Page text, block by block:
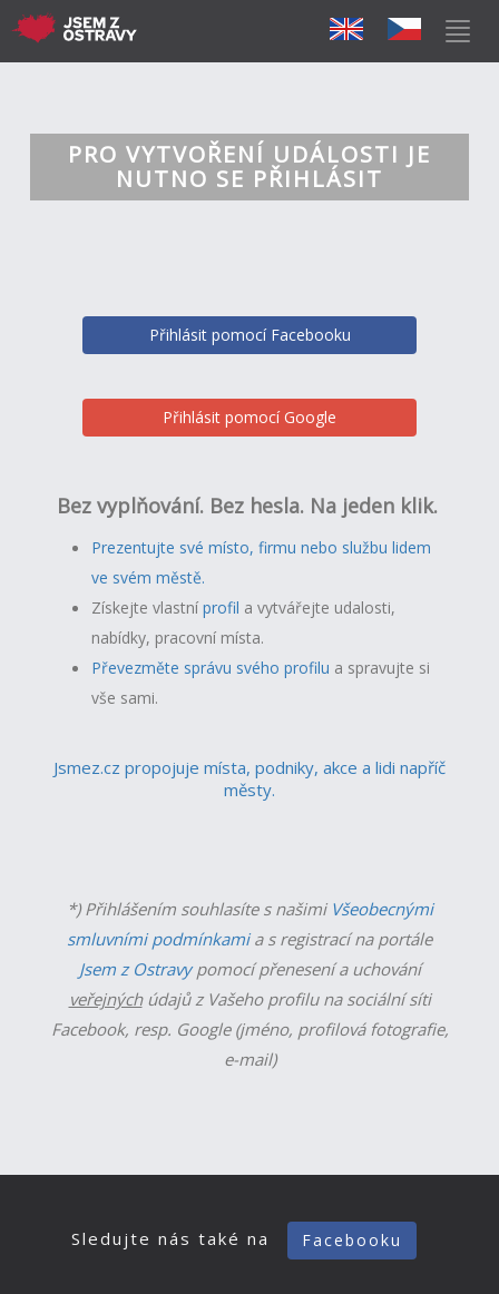
PRO VYTVOŘENÍ UDÁLOSTI JE
NUTNO SE PŘIHLÁSIT
Přihlásit pomocí Facebooku
Přihlásit pomocí Google
Bez vyplňování. Bez hesla. Na jeden klik.
Prezentujte své místo, firmu nebo službu lidem
ve svém městě.
Získejte vlastníprofil a vytvářejte udalosti,
nabídky, pracovní místa.
Převezměte správu svého profilu a spravujte si
vše sami.
Jsmez.cz propojuje místa, podniky, akce a lidi napříč
městy.
*) Přihlášením souhlasíte s našimi Všeobecnými
smluvními podmínkamia s registrací na portále
Jsem z Ostravypomocí přenesení a uchování
veřejnýchúdajů z Vašeho profilu na sociální síti
Facebook, resp. Google (jméno, profilová fotografie,
e-mail)
Sledujte nás také na Facebooku